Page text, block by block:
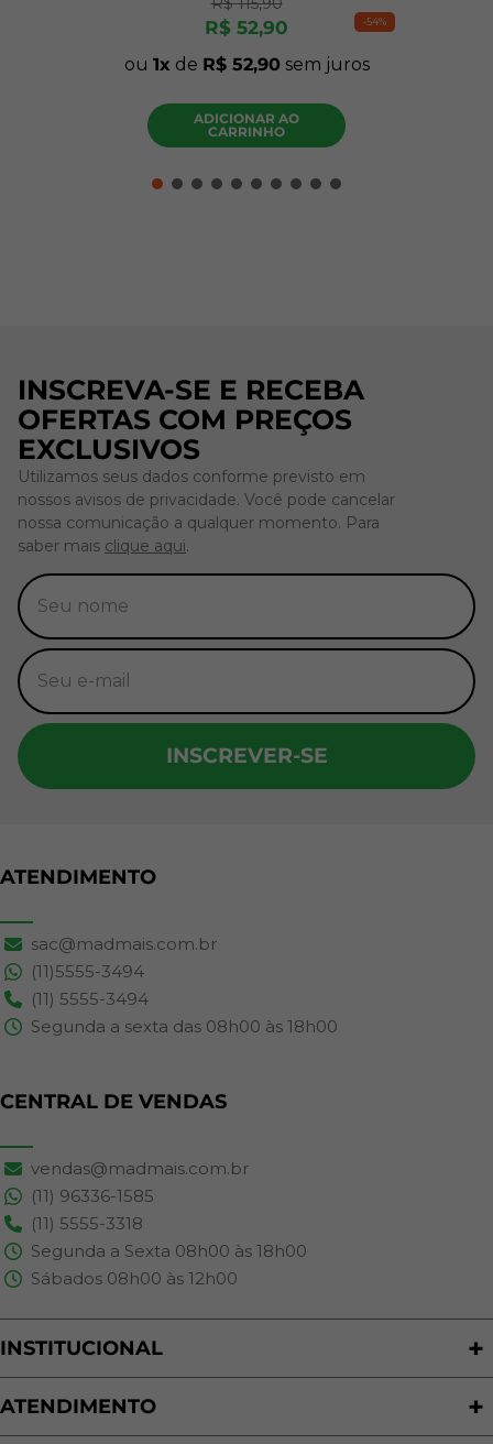
-54%
R$ 52,90
ou 1 de R$ 52,90 sem juros
ADICIONAR AO
CARRINHO
INSCREVA-SE E RECEBA
OFERTAS COM PREÇOS
EXCLUSIVOS
Utilizamos seus dados conforme previsto em
nossos avisos de privacidade. Você pode cancelar
nossa comunicação a qualquer momento. Para
saber mais clique aqui.
INSCREVER-SE
ATENDIMENTO
sac@madmais.com.br
(11)5555-3494
(11) 5555-3494
Segunda a sexta das 08h00 às 18h00
CENTRAL DE VENDAS
vendas@madmais.com.br
(11) 96336-1585
(11) 5555-3318
Segunda a Sexta 08h00 às 18h00
Sábados 08h00 às 12h00
INSTITUCIONAL
Quem Somos
Nossas Lojas
ATENDIMENTO
Política de Privacidade